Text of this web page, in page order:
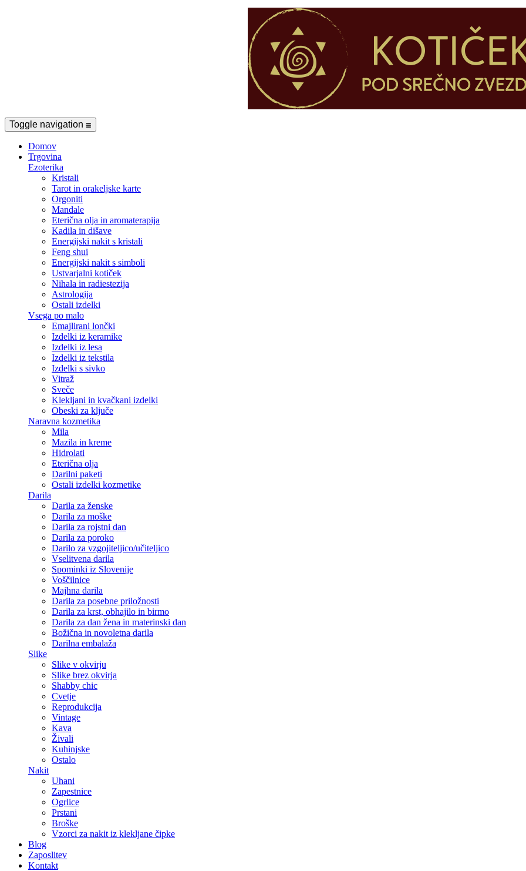
Toggle navigation ☰
Domov
Trgovina
Ezoterika
Kristali
Tarot in orakeljske karte
Orgoniti
Mandale
Eterična olja in aromaterapija
Kadila in dišave
Energijski nakit s kristali
Feng shui
Energijski nakit s simboli
Ustvarjalni kotiček
Nihala in radiestezija
Astrologija
Ostali izdelki
Vsega po malo
Emajlirani lončki
Izdelki iz keramike
Izdelki iz lesa
Izdelki iz tekstila
Izdelki s sivko
Vitraž
Sveče
Klekljani in kvačkani izdelki
Obeski za ključe
Naravna kozmetika
Mila
Mazila in kreme
Hidrolati
Eterična olja
Darilni paketi
Ostali izdelki kozmetike
Darila
Darila za ženske
Darila za moške
Darila za rojstni dan
Darila za poroko
Darilo za vzgojiteljico/učiteljico
Vselitvena darila
Spominki iz Slovenije
Voščilnice
Majhna darila
Darila za posebne priložnosti
Darila za krst, obhajilo in birmo
Darila za dan žena in materinski dan
Božična in novoletna darila
Darilna embalaža
Slike
Slike v okvirju
Slike brez okvirja
Shabby chic
Cvetje
Reprodukcija
Vintage
Kava
Živali
Kuhinjske
Ostalo
Nakit
Uhani
Zapestnice
Ogrlice
Prstani
Broške
Vzorci za nakit iz klekljane čipke
Blog
Zaposlitev
Kontakt